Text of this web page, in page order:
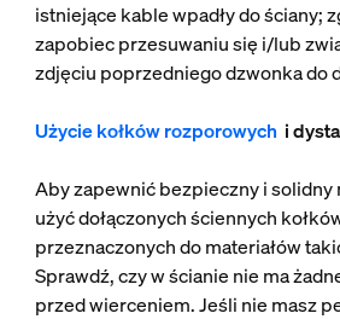
istniejące kable wpadły do ściany;
zapobiec przesuwaniu się i/lub
zdjęciu poprzedniego dzwonka do
Użycie kołków rozporowych i
Aby zapewnić bezpieczny i solidny
użyć dołączonych ściennych
przeznaczonych do materiałów
Sprawdź, czy w ścianie nie ma
przed wierceniem. Jeśli nie masz